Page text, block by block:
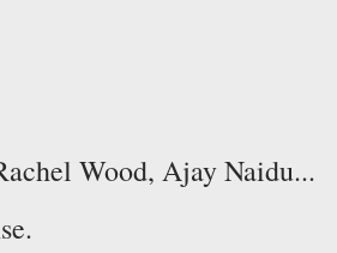
Wood, Ajay Naidu...